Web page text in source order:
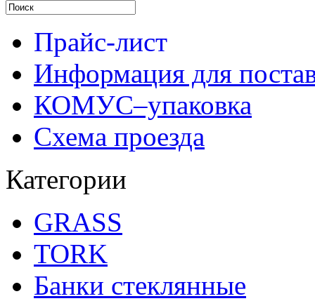
Прайс-лист
Информация для
КОМУС–упаковка
Схема проезда
Категории
GRASS
TORK
Банки стеклянные